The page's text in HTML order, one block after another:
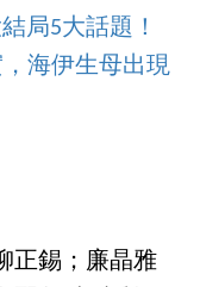
局5大話題！
海伊生母出現
正錫；廉晶雅